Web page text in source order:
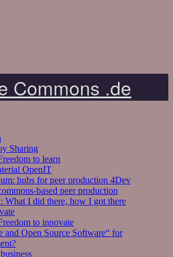
Commons .de
Sharing
to learn
OpenIT
hubs for peer production 4Dev
based peer production
What I did there, how I got there
to innovate
and Open Source Software“ for